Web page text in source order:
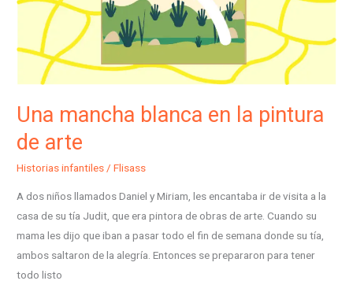
Una mancha blanca en la pintura
de arte
Historias infantiles /Flisass
A dos niños llamados Daniel y Miriam, les encantaba ir de visita a la
casa de su tía Judit, que era pintora de obras de arte. Cuando su
mama les dijo que iban a pasar todo el fin de semana donde su tía,
ambos saltaron de la alegría. Entonces se prepararon para tener
todo listo
arte